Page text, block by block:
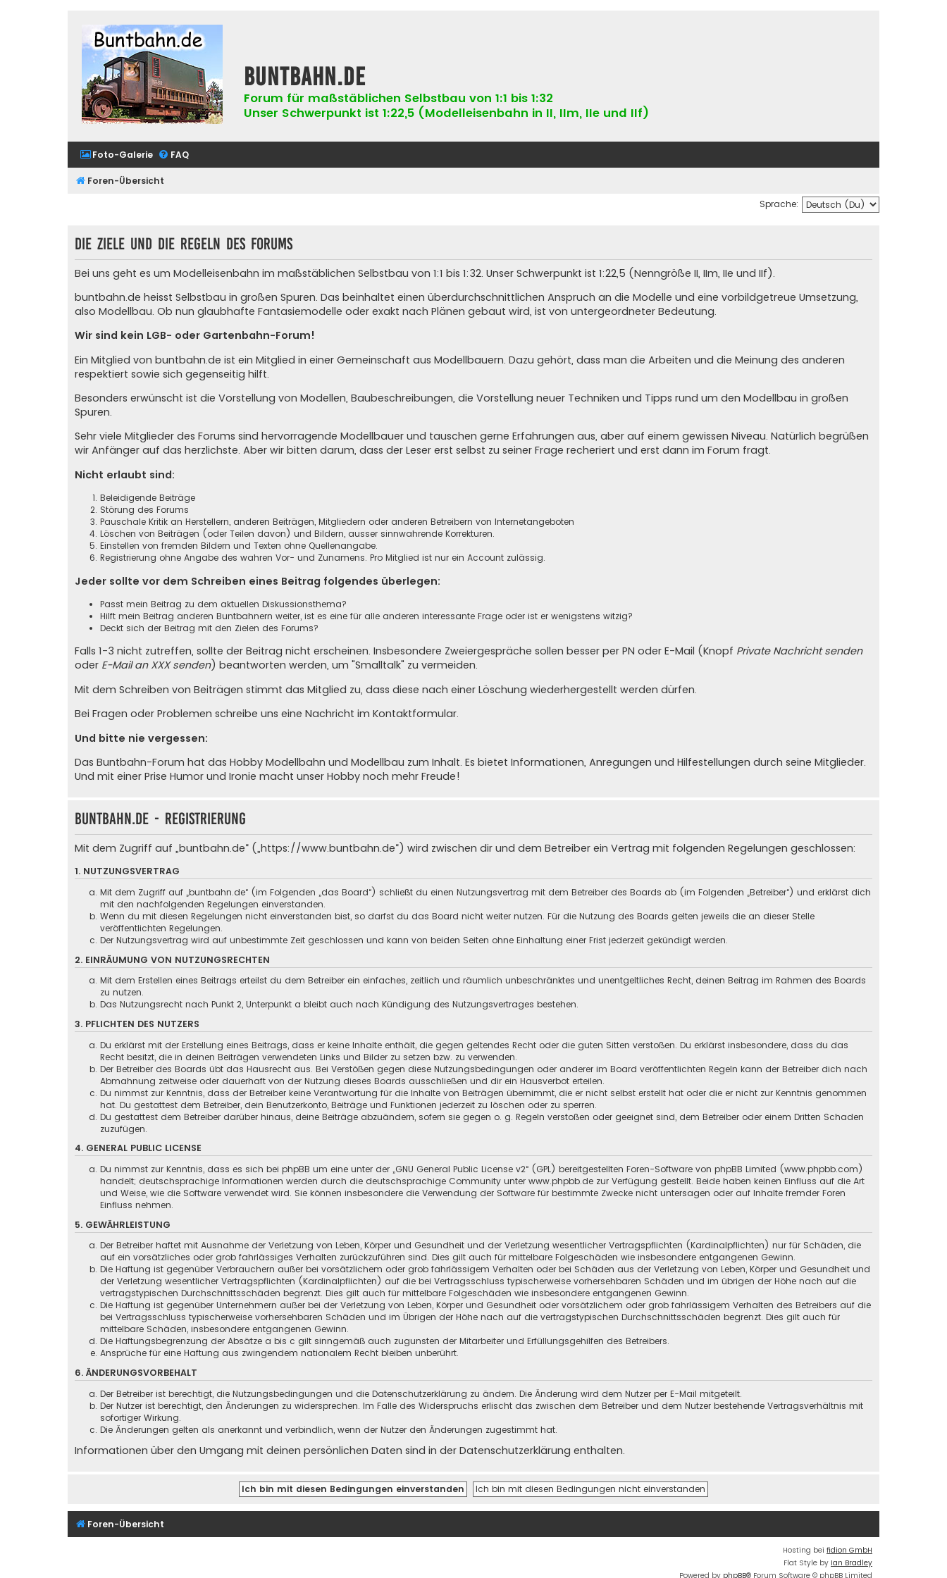
buntbahn.de
Forum für maßstäblichen Selbstbau von 1:1 bis 1:32
Unser Schwerpunkt ist 1:22,5 (Modelleisenbahn in II, IIm, IIe und IIf)
Foto-Galerie FAQ
Foren-Übersicht
Sprache:
Die Ziele und die Regeln des Forums
Bei uns geht es um Modelleisenbahn im maßstäblichen Selbstbau von 1:1 bis 1:32. Unser Schwerpunkt ist 1:22,5 (Nenngröße II, IIm, IIe und IIf).
buntbahn.de heisst Selbstbau in großen Spuren. Das beinhaltet einen überdurchschnittlichen Anspruch an die Modelle und eine vorbildgetreue Umsetzung,
also Modellbau. Ob nun glaubhafte Fantasiemodelle oder exakt nach Plänen gebaut wird, ist von untergeordneter Bedeutung.
Wir sind kein LGB- oder Gartenbahn-Forum!
Ein Mitglied von buntbahn.de ist ein Mitglied in einer Gemeinschaft aus Modellbauern. Dazu gehört, dass man die Arbeiten und die Meinung des anderen
respektiert sowie sich gegenseitig hilft.
Besonders erwünscht ist die Vorstellung von Modellen, Baubeschreibungen, die Vorstellung neuer Techniken und Tipps rund um den Modellbau in großen
Spuren.
Sehr viele Mitglieder des Forums sind hervorragende Modellbauer und tauschen gerne Erfahrungen aus, aber auf einem gewissen Niveau. Natürlich begrüßen
wir Anfänger auf das herzlichste. Aber wir bitten darum, dass der Leser erst selbst zu seiner Frage recheriert und erst dann im Forum fragt.
Nicht erlaubt sind:
Beleidigende Beiträge
Störung des Forums
Pauschale Kritik an Herstellern, anderen Beiträgen, Mitgliedern oder anderen Betreibern von Internetangeboten
Löschen von Beiträgen (oder Teilen davon) und Bildern, ausser sinnwahrende Korrekturen.
Einstellen von fremden Bildern und Texten ohne Quellenangabe.
Registrierung ohne Angabe des wahren Vor- und Zunamens. Pro Mitglied ist nur ein Account zulässig.
Jeder sollte vor dem Schreiben eines Beitrag folgendes überlegen:
Passt mein Beitrag zu dem aktuellen Diskussionsthema?
Hilft mein Beitrag anderen Buntbahnern weiter, ist es eine für alle anderen interessante Frage oder ist er wenigstens witzig?
Deckt sich der Beitrag mit den Zielen des Forums?
Falls 1-3 nicht zutreffen, sollte der Beitrag nicht erscheinen. Insbesondere Zweiergespräche sollen besser per PN oder E-Mail (Knopf Private Nachricht senden
oder E-Mail an XXX senden) beantworten werden, um "Smalltalk" zu vermeiden.
Mit dem Schreiben von Beiträgen stimmt das Mitglied zu, dass diese nach einer Löschung wiederhergestellt werden dürfen.
Bei Fragen oder Problemen schreibe uns eine Nachricht im Kontaktformular.
Und bitte nie vergessen:
Das Buntbahn-Forum hat das Hobby Modellbahn und Modellbau zum Inhalt. Es bietet Informationen, Anregungen und Hilfestellungen durch seine Mitglieder.
Und mit einer Prise Humor und Ironie macht unser Hobby noch mehr Freude!
buntbahn.de - Registrierung
Mit dem Zugriff auf „buntbahn.de“ („https://www.buntbahn.de“) wird zwischen dir und dem Betreiber ein Vertrag mit folgenden Regelungen geschlossen:
1. NUTZUNGSVERTRAG
Mit dem Zugriff auf „buntbahn.de“ (im Folgenden „das Board“) schließt du einen Nutzungsvertrag mit dem Betreiber des Boards ab (im Folgenden „Betreiber“) und erklärst dich
mit den nachfolgenden Regelungen einverstanden.
Wenn du mit diesen Regelungen nicht einverstanden bist, so darfst du das Board nicht weiter nutzen. Für die Nutzung des Boards gelten jeweils die an dieser Stelle
veröffentlichten Regelungen.
Der Nutzungsvertrag wird auf unbestimmte Zeit geschlossen und kann von beiden Seiten ohne Einhaltung einer Frist jederzeit gekündigt werden.
2. EINRÄUMUNG VON NUTZUNGSRECHTEN
Mit dem Erstellen eines Beitrags erteilst du dem Betreiber ein einfaches, zeitlich und räumlich unbeschränktes und unentgeltliches Recht, deinen Beitrag im Rahmen des Boards
zu nutzen.
Das Nutzungsrecht nach Punkt 2, Unterpunkt a bleibt auch nach Kündigung des Nutzungsvertrages bestehen.
3. PFLICHTEN DES NUTZERS
Du erklärst mit der Erstellung eines Beitrags, dass er keine Inhalte enthält, die gegen geltendes Recht oder die guten Sitten verstoßen. Du erklärst insbesondere, dass du das
Recht besitzt, die in deinen Beiträgen verwendeten Links und Bilder zu setzen bzw. zu verwenden.
Der Betreiber des Boards übt das Hausrecht aus. Bei Verstößen gegen diese Nutzungsbedingungen oder anderer im Board veröffentlichten Regeln kann der Betreiber dich nach
Abmahnung zeitweise oder dauerhaft von der Nutzung dieses Boards ausschließen und dir ein Hausverbot erteilen.
Du nimmst zur Kenntnis, dass der Betreiber keine Verantwortung für die Inhalte von Beiträgen übernimmt, die er nicht selbst erstellt hat oder die er nicht zur Kenntnis genommen
hat. Du gestattest dem Betreiber, dein Benutzerkonto, Beiträge und Funktionen jederzeit zu löschen oder zu sperren.
Du gestattest dem Betreiber darüber hinaus, deine Beiträge abzuändern, sofern sie gegen o. g. Regeln verstoßen oder geeignet sind, dem Betreiber oder einem Dritten Schaden
zuzufügen.
4. GENERAL PUBLIC LICENSE
Du nimmst zur Kenntnis, dass es sich bei phpBB um eine unter der „GNU General Public License v2“ (GPL) bereitgestellten Foren-Software von phpBB Limited (www.phpbb.com)
handelt; deutschsprachige Informationen werden durch die deutschsprachige Community unter www.phpbb.de zur Verfügung gestellt. Beide haben keinen Einfluss auf die Art
und Weise, wie die Software verwendet wird. Sie können insbesondere die Verwendung der Software für bestimmte Zwecke nicht untersagen oder auf Inhalte fremder Foren
Einfluss nehmen.
5. GEWÄHRLEISTUNG
Der Betreiber haftet mit Ausnahme der Verletzung von Leben, Körper und Gesundheit und der Verletzung wesentlicher Vertragspflichten (Kardinalpflichten) nur für Schäden, die
auf ein vorsätzliches oder grob fahrlässiges Verhalten zurückzuführen sind. Dies gilt auch für mittelbare Folgeschäden wie insbesondere entgangenen Gewinn.
Die Haftung ist gegenüber Verbrauchern außer bei vorsätzlichem oder grob fahrlässigem Verhalten oder bei Schäden aus der Verletzung von Leben, Körper und Gesundheit und
der Verletzung wesentlicher Vertragspflichten (Kardinalpflichten) auf die bei Vertragsschluss typischerweise vorhersehbaren Schäden und im übrigen der Höhe nach auf die
vertragstypischen Durchschnittsschäden begrenzt. Dies gilt auch für mittelbare Folgeschäden wie insbesondere entgangenen Gewinn.
Die Haftung ist gegenüber Unternehmern außer bei der Verletzung von Leben, Körper und Gesundheit oder vorsätzlichem oder grob fahrlässigem Verhalten des Betreibers auf die
bei Vertragsschluss typischerweise vorhersehbaren Schäden und im Übrigen der Höhe nach auf die vertragstypischen Durchschnittsschäden begrenzt. Dies gilt auch für
mittelbare Schäden, insbesondere entgangenen Gewinn.
Die Haftungsbegrenzung der Absätze a bis c gilt sinngemäß auch zugunsten der Mitarbeiter und Erfüllungsgehilfen des Betreibers.
Ansprüche für eine Haftung aus zwingendem nationalem Recht bleiben unberührt.
6. ÄNDERUNGSVORBEHALT
Der Betreiber ist berechtigt, die Nutzungsbedingungen und die Datenschutzerklärung zu ändern. Die Änderung wird dem Nutzer per E-Mail mitgeteilt.
Der Nutzer ist berechtigt, den Änderungen zu widersprechen. Im Falle des Widerspruchs erlischt das zwischen dem Betreiber und dem Nutzer bestehende Vertragsverhältnis mit
sofortiger Wirkung.
Die Änderungen gelten als anerkannt und verbindlich, wenn der Nutzer den Änderungen zugestimmt hat.
Informationen über den Umgang mit deinen persönlichen Daten sind in der Datenschutzerklärung enthalten.
Foren-Übersicht
Hosting bei fidion GmbH
Flat Style by Ian Bradley
Powered by phpBB® Forum Software © phpBB Limited